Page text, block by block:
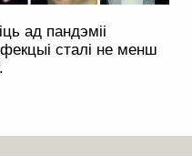
ад пандэміі
сталі не менш